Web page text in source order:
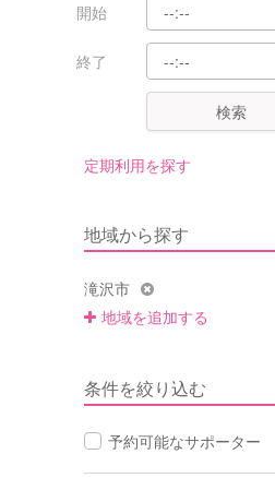
開始
終了
検索
定期利用を探す
地域から探す
滝沢市
地域を追加する
条件を絞り込む
予約可能なサポーター